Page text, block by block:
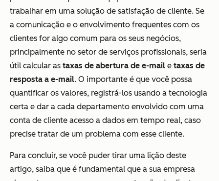
trabalhar em uma solução de satisfação de cliente. Se
a comunicação e o envolvimento frequentes com os
clientes for algo comum para os seus negócios,
principalmente no setor de serviços profissionais, seria
útil calcular as taxas de abertura de e-mail e taxas de
resposta a e-mail. O importante é que você possa
quantificar os valores, registrá-los usando a tecnologia
certa e dar a cada departamento envolvido com uma
conta de cliente acesso a dados em tempo real, caso
precise tratar de um problema com esse cliente.
Para concluir, se você puder tirar uma lição deste
artigo, saiba que é fundamental que a sua empresa